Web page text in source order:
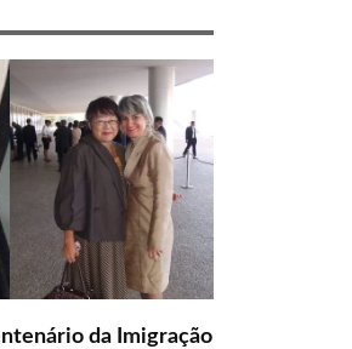
da Imigração